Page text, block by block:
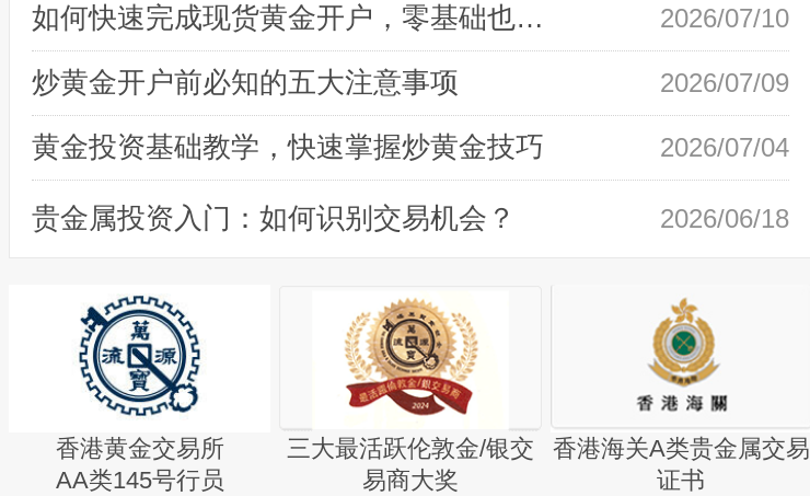
如何快速完成现货黄金开户，零基础也能轻松上手 2026/07/10
炒黄金开户前必知的五大注意事项 2026/07/09
黄金投资基础教学，快速掌握炒黄金技巧 2026/07/04
贵金属投资入门：如何识别交易机会？ 2026/06/18
香港黄金交易所
AA类145号行员
三大最活跃伦敦金/银交
易商大奖
香港海关A类贵金属交易
证书